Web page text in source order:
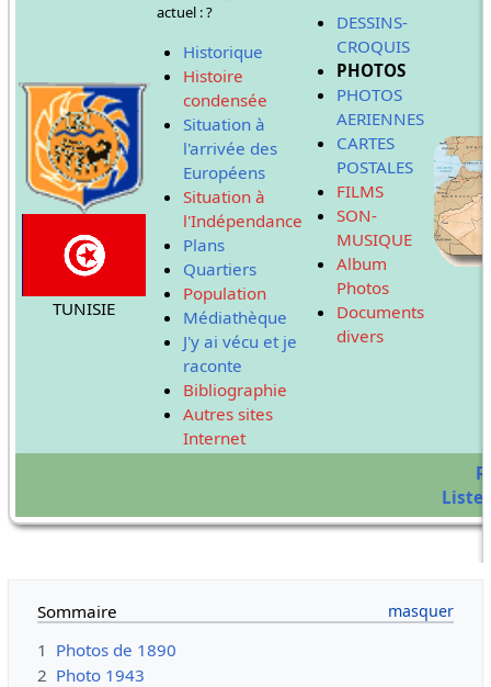
TUNISIE
actuel : ?
Historique
Histoire
condensée
Situation à
l'arrivée des
Européens
Situation à
l'Indépendance
Plans
Quartiers
Population
Médiathèque
J'y ai vécu et je
raconte
Bibliographie
Autres sites
Internet
DESSINS-
CROQUIS
PHOTOS
PHOTOS
AERIENNES
CARTES
POSTALES
FILMS
SON-
MUSIQUE
Album
Photos
Documents
divers
Liste
Sommaire
1 Photos de 1890
2 Photo 1943